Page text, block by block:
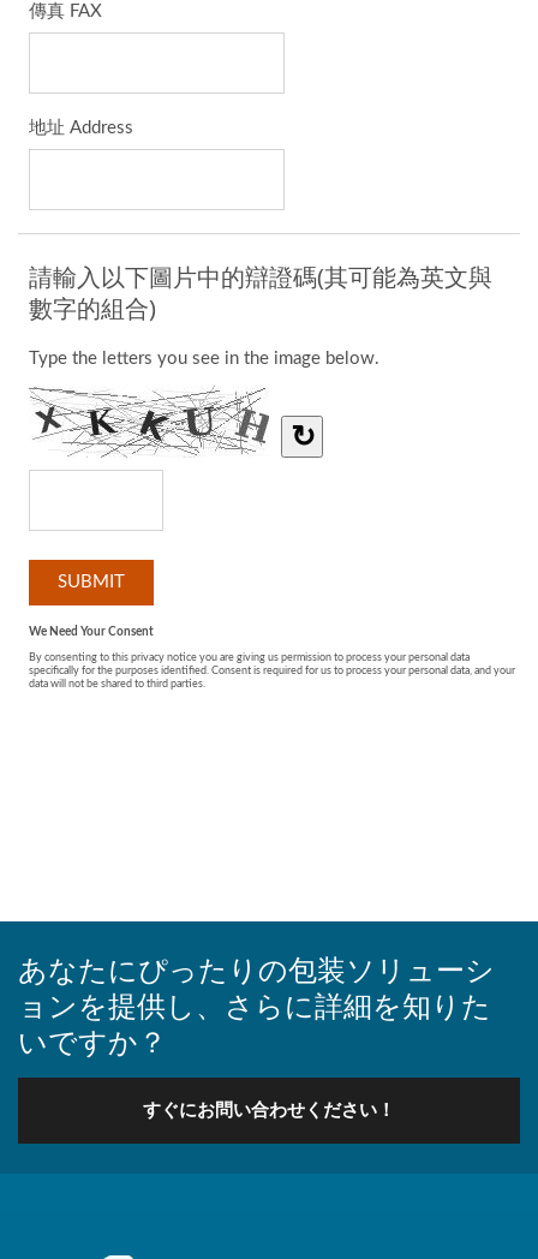
あなたにぴったりの包装ソリューシ
ョンを提供し、さらに詳細を知りた
いですか？
すぐにお問い合わせください！